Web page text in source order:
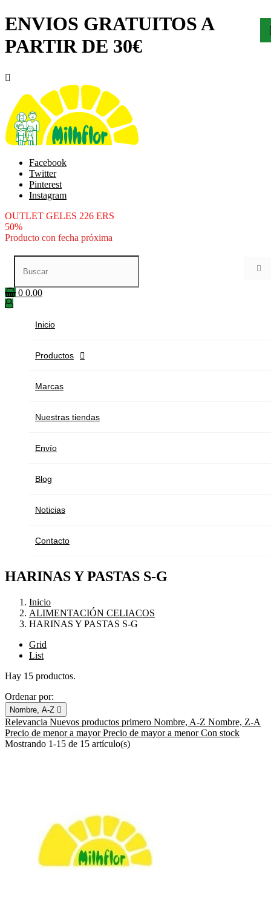
ENVIOS GRATUITOS A
PARTIR DE 30€

Facebook
Twitter
Pinterest
Instagram
OUTLET GELES 226 ERS
50%
Producto con fecha próxima

0 0.00
Inicio
Productos 
Marcas
Nuestras tiendas
Envío
Blog
Noticias
Contacto
HARINAS Y PASTAS S-G
Inicio
ALIMENTACIÓN CELIACOS
HARINAS Y PASTAS S-G
Grid
List
Hay 15 productos.
Ordenar por:
Nombre, A-Z 
Relevancia Nuevos productos primero Nombre, A-Z Nombre, Z-A
Precio de menor a mayorPrecio de mayor a menorCon stock
Mostrando 1-15 de 15 artículo(s)